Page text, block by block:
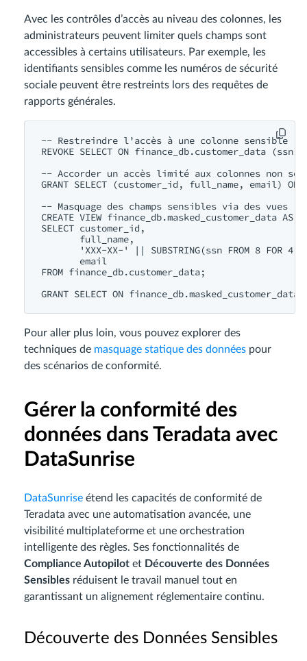
Avec les contrôles d’accès au niveau des colonnes, les
administrateurs peuvent limiter quels champs sont
accessibles à certains utilisateurs. Par exemple, les
identifiants sensibles comme les numéros de sécurité
sociale peuvent être restreints lors des requêtes de
rapports générales.
-- Restreindre l’accès à une colonne sensible
REVOKE SELECT ON finance_db.customer_data (ssn)
-- Accorder un accès limité aux colonnes non
GRANT SELECT (customer_id, full_name, email)
-- Masquage des champs sensibles via des vues
CREATE VIEW finance_db.masked_customer_data AS
SELECT customer_id,
       full_name,
'XXX-XX-' || SUBSTRING(ssn FROM 8 FOR 4)
       email
FROM finance_db.customer_data;
Pour aller plus loin, vous pouvez explorer des
techniques de masquage statique des données pour
des scénarios de conformité.
Gérer la conformité des
données dans Teradata avec
DataSunrise
DataSunrise étend les capacités de conformité de
Teradata avec une automatisation avancée, une
visibilité multiplateforme et une orchestration
intelligente des règles. Ses fonctionnalités de
Compliance Autopilot et Découverte des Données
Sensibles réduisent le travail manuel tout en
garantissant un alignement réglementaire continu.
Découverte des Données Sensibles